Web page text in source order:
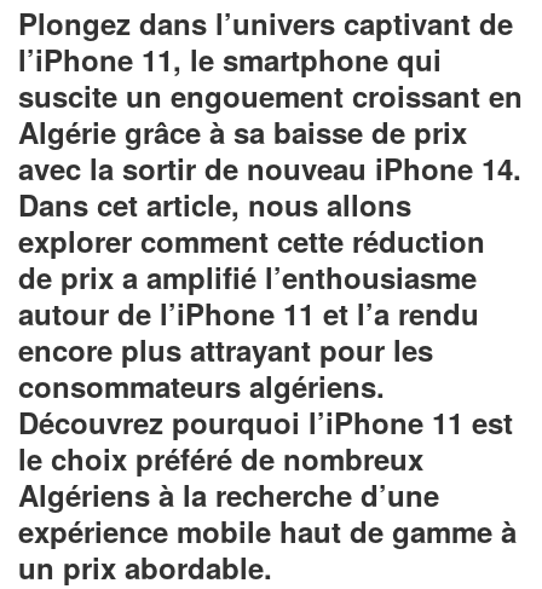
Plongez dans l’univers captivant de
l’iPhone 11, le smartphone qui
suscite un engouement croissant en
Algérie grâce à sa baisse de prix
avec la sortir de nouveau iPhone 14.
Dans cet article, nous allons
explorer comment cette réduction
de prix a amplifié l’enthousiasme
autour de l’iPhone 11 et l’a rendu
encore plus attrayant pour les
consommateurs algériens.
Découvrez pourquoi l’iPhone 11 est
le choix préféré de nombreux
Algériens à la recherche d’une
expérience mobile haut de gamme à
un prix abordable.